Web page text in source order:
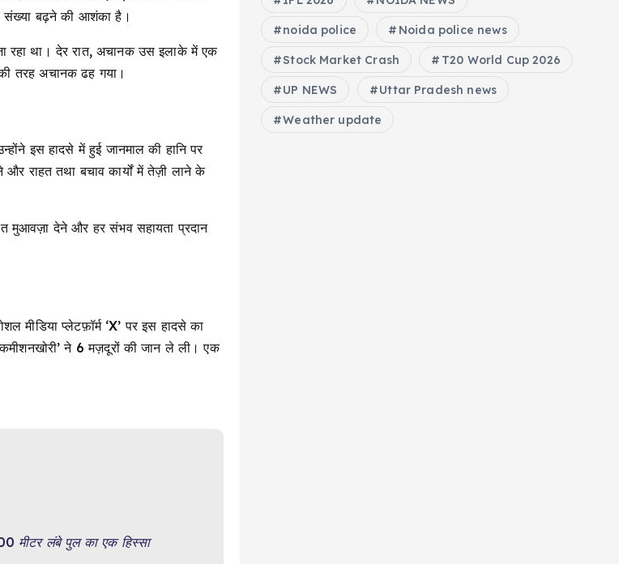
संख्या बढ़ने की आशंका है।
रहा था। देर रात, अचानक उस इलाके में एक
की तरह अचानक ढह गया।
इस हादसे में हुई जानमाल की हानि पर
और राहत तथा बचाव कार्यों में तेज़ी लाने के
मुआवज़ा देने और हर संभव सहायता प्रदान
मीडिया प्लेटफ़ॉर्म ‘X’ पर इस हादसे का
ने 6 मज़दूरों की जान ले ली। एक
मीटर लंबे पुल का एक हिस्सा
noida police Noida police news
Stock Market Crash T20 World Cup 2026
UP NEWS Uttar Pradesh news
Weather update